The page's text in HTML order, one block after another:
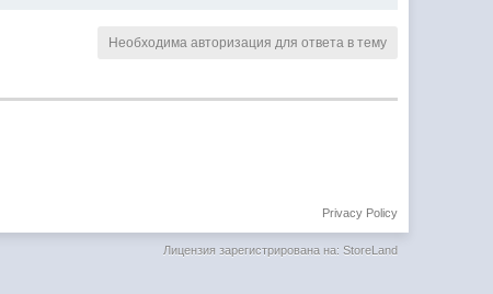
Необходима авторизация для ответа в тему
Privacy Policy
Лицензия зарегистрирована на: StoreLand